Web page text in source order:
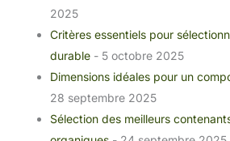
2025
Critères essentiels pour
durable - 5 octobre 2025
Dimensions idéales pour un
28 septembre 2025
Sélection des meilleurs